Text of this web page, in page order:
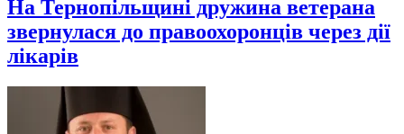
На Тернопільщині дружина ветерана
звернулася до правоохоронців через дії
лікарів